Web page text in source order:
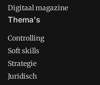
Digitaal magazine
Thema's
Controlling
Soft skills
Strategie
Juridisch